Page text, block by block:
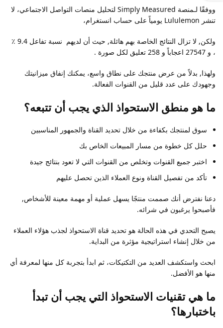
ووفقًا لـمنصة Simply Measured لتحليل منصات التواصل الاجتماعي، لا
تنشر Lululemon يومياً على حساب انستغرام،
ولكن, لا تزال النتائج الخاصة بهم هائلة, حيث أن لديهم نسبة تفاعل 9.4 ٪
، و 27547 اعجاباً و 258 تعليق لكل صورة .
ولهذا, بدلاً من عرض منتجك على نطاق واسع، يمكنك إنفاق ميزانيتك
وجهودك على عدد قليل من القنوات الفعالة.
ما هو منطق الاستحواذ الذي يجب أن تتبعه؟
سوق لمنتجك بكفاءة من خلال تحديد القناة والجمهور المناسبين
حلل كل خطوة من مسار المبيعات الخاص بك
اختبر جميع القنوات وتخلص من القنوات التي لا تعود بنتائج جيدة
تأكد من تفصيل القناة ونوع العملاء الذين تحصل عليهم
دعنا نفترض أنك صممت منتجًا يسهل عملية أو مهمة معينة للأشخاص,
فأصبحوا يرغبون في شرائه.
يصبح التحدي في هذه الحالة هو تحديد قناة الاستحواذ لجذب هؤلاء العملاء
من خلال إنشاء استراتيجية مؤثرة من البداية.
ابحث واستكشف العديد من التكتيكات، ثم ابدأ بتجربة كل منها لمعرفة أي
منها هو الأفضل.
ما هي تقنيات الاستحواذ التي يجب أن تبدأ
باختبارها؟